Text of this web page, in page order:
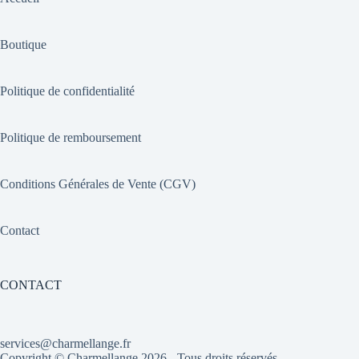
Boutique
Politique de confidentialité
Politique de remboursement
Conditions Générales de Vente (CGV)
Contact
CONTACT
services@charmellange.fr